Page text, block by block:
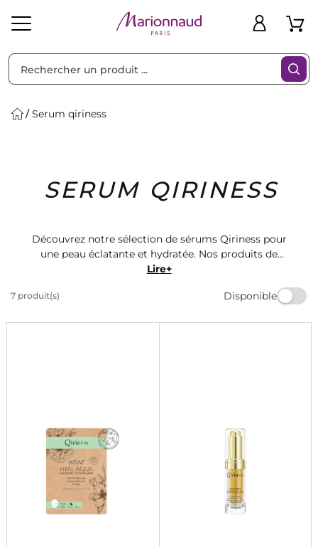
Solaire Homme Marques Idées
Cadeaux
Bons
Plans
Serum qiriness
SERUM QIRINESS
Découvrez notre sélection de sérums Qiriness pour
une peau éclatante et hydratée. Nos produits de
qualité vous offrent une expérience luxueuse et des
routine de soins de la peau chez Marionnaud.
Lire+
7 produit(s) Disponible
Filtres